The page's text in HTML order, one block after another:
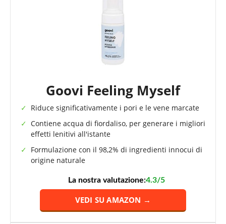
Goovi Feeling Myself
Riduce significativamente i pori e le vene marcate
Contiene acqua di fiordaliso, per generare i migliori
effetti lenitivi all'istante
Formulazione con il 98,2% di ingredienti innocui di
origine naturale
La nostra valutazione:4.3/5
VEDI SU AMAZON →